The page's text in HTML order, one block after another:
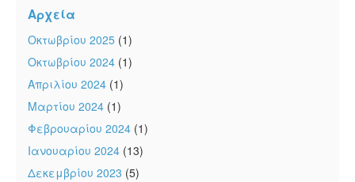
Αρχεία
Οκτωβρίου 2025 (1)
Οκτωβρίου 2024 (1)
Απριλίου 2024 (1)
Μαρτίου 2024 (1)
Φεβρουαρίου 2024 (1)
Ιανουαρίου 2024 (13)
Δεκεμβρίου 2023 (5)